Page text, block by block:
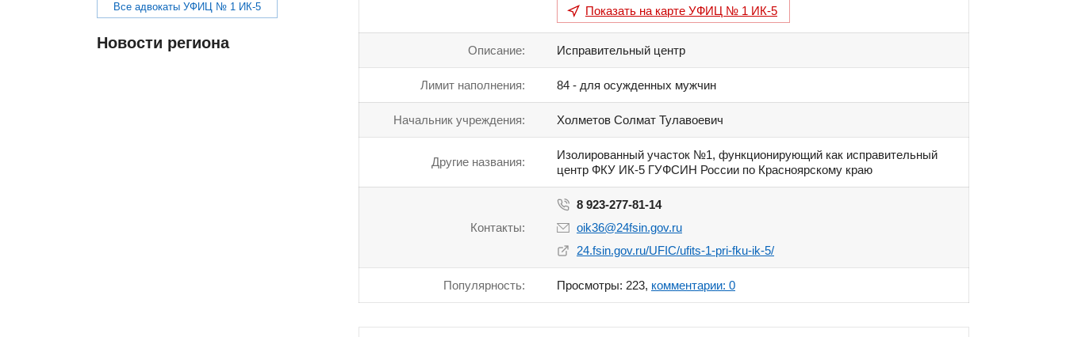
Показать на карте УФИЦ № 1 ИК-5
Описание: Исправительный центр
Лимит наполнения: 84 - для осужденных мужчин
Начальник учреждения: Холметов Солмат Тулавоевич
Другие названия:
Изолированный участок №1, функционирующий как исправительный
центр ФКУ ИК-5 ГУФСИН России по Красноярскому краю
Контакты:
8 923-277-81-14
oik36@24fsin.gov.ru
24.fsin.gov.ru/UFIC/ufits-1-pri-fku-ik-5/
Популярность: Просмотры: 223, комментарии: 0
Все адвокаты УФИЦ № 1 ИК-5
Новости региона